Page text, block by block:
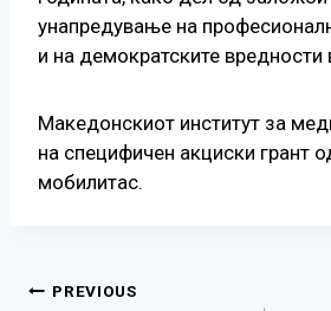
унапредување на
и на демократските вредности
Македонскиот институт за
на специфичен акциски грант
мобилитас.
Навигација
PREVIOUS